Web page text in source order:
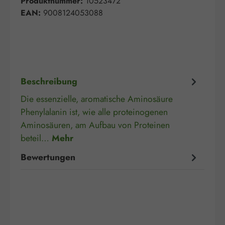
EAN: 9008124053088
Beschreibung
Die essenzielle, aromatische Aminosäure
Phenylalanin ist, wie alle proteinogenen
Aminosäuren, am Aufbau von Proteinen
beteil… Mehr
Bewertungen